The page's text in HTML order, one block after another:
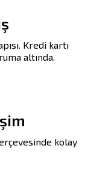
Kredi kartı
altında.
kolay